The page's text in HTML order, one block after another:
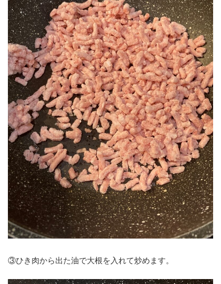
③ひき肉から出た油で大根を入れて炒めます。